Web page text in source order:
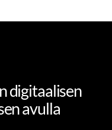
digitaalisen
avulla